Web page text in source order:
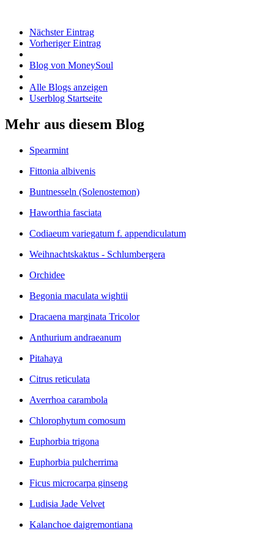
Nächster Eintrag
Vorheriger Eintrag
Blog von MoneySoul
Alle Blogs anzeigen
Userblog Startseite
Mehr aus diesem Blog
Spearmint
Fittonia albivenis
Buntnesseln (Solenostemon)
Haworthia fasciata
Codiaeum variegatum f. appendiculatum
Weihnachtskaktus - Schlumbergera
Orchidee
Begonia maculata wightii
Dracaena marginata Tricolor
Anthurium andraeanum
Pitahaya
Citrus reticulata
Averrhoa carambola
Chlorophytum comosum
Euphorbia trigona
Euphorbia pulcherrima
Ficus microcarpa ginseng
Ludisia Jade Velvet
Kalanchoe daigremontiana